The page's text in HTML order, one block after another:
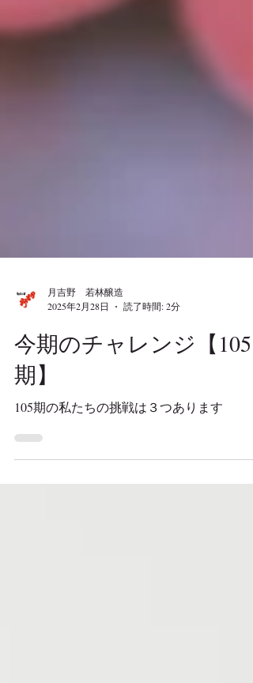
2025年2月28日
読了時間: 2分
今期のチャレンジ【105
期】
105期の私たちの挑戦は３つあります